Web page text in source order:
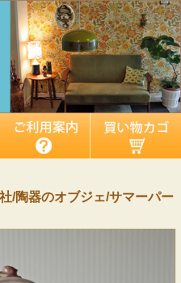
/陶器のオブジェ/サマーパー